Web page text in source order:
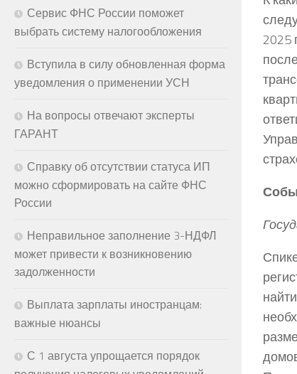
2025
Сервис ФНС России поможет
выбрать систему налогообложения
Вступила в силу обновленная форма
уведомления о применении УСН
На вопросы отвечают эксперты
ГАРАНТ
Справку об отсутствии статуса ИП
можно сформировать на сайте ФНС
России
Неправильное заполнение 3-НДФЛ
может привести к возникновению
задолженности
Выплата зарплаты иностранцам:
важные нюансы
С 1 августа упрощается порядок